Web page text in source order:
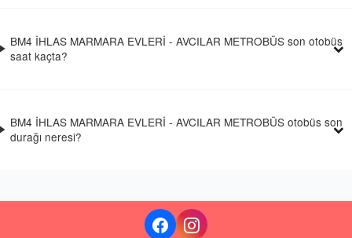
BM4 İHLAS MARMARA EVLERİ - AVCILAR METROBÜS son otobüs
saat kaçta?
BM4 İHLAS MARMARA EVLERİ - AVCILAR METROBÜS otobüs son
durağı neresi?